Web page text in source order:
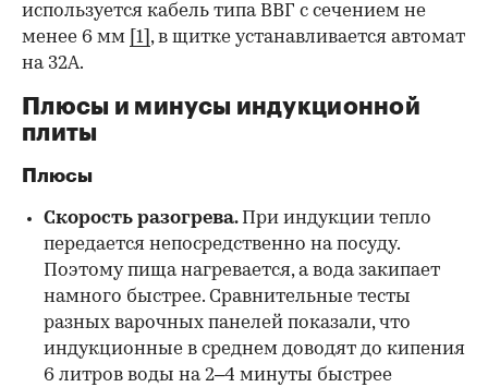
используется кабель типа ВВГ с сечением не
менее 6 мм [1] , в щитке устанавливается автомат
на 32А.
Плюсы и минусы индукционной
плиты
Плюсы
Скорость разогрева. При индукции тепло
передается непосредственно на посуду.
Поэтому пища нагревается, а вода закипает
намного быстрее. Сравнительные тесты
разных варочных панелей показали, что
индукционные в среднем доводят до кипения
6 литров воды на 2–4 минуты быстрее